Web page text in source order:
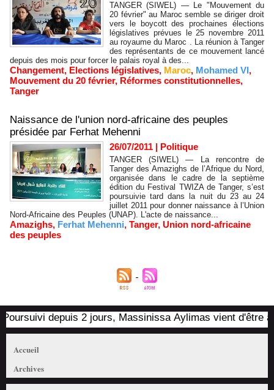
TANGER (SIWEL) — Le "Mouvement du
20 février" au Maroc semble se diriger droit
vers le boycott des prochaines élections
législatives prévues le 25 novembre 2011
au royaume du Maroc . La réunion à Tanger
des représentants de ce mouvement lancé
depuis des mois pour forcer le palais royal à des...
Changement, Elections législatives, Maroc, Mohamed VI,
Mouvement du 20 février, Réformes constitutionnelles,
Tanger
Naissance de l'union nord-africaine des peuples
présidée par Ferhat Mehenni
26/07/2011 | Politique
TANGER (SIWEL) — La rencontre de
Tanger des Amazighs de l’Afrique du Nord,
organisée dans le cadre de la septième
édition du Festival TWIZA de Tanger, s’est
poursuivie tard dans la nuit du 23 au 24
juillet 2011 pour donner naissance à l’Union
Nord-Africaine des Peuples (UNAP). L'acte de naissance...
Amazighs, Ferhat Mehenni, Tanger, Union nord-africaine
des peuples
depuis 2 jours, Massinissa Aylimas vient d'être
Accueil
Archives